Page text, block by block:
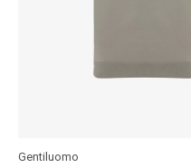
Gentiluomo